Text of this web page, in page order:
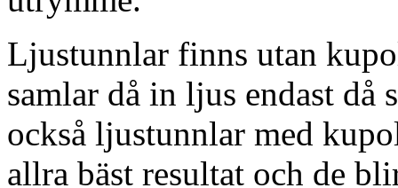
Ljustunnlar finns utan
samlar då in ljus endast då
också ljustunnlar med
allra bäst resultat och de